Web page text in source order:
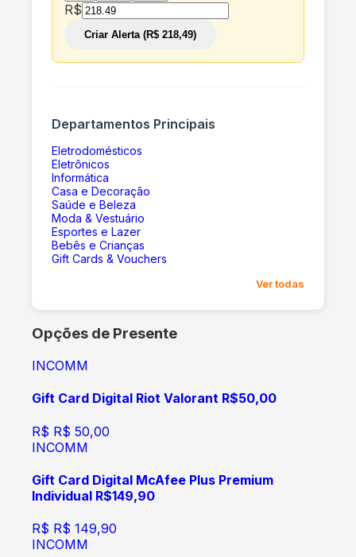
R$
Criar Alerta (R$ 218,49)
Departamentos Principais
Eletrodomésticos
Eletrônicos
Informática
Casa e Decoração
Saúde e Beleza
Moda & Vestuário
Esportes e Lazer
Bebês e Crianças
Gift Cards & Vouchers
Ver todas
Opções de Presente
INCOMM
Gift Card Digital Riot Valorant R$50,00
R$ R$ 50,00
INCOMM
Gift Card Digital McAfee Plus Premium
Individual R$149,90
R$ R$ 149,90
INCOMM